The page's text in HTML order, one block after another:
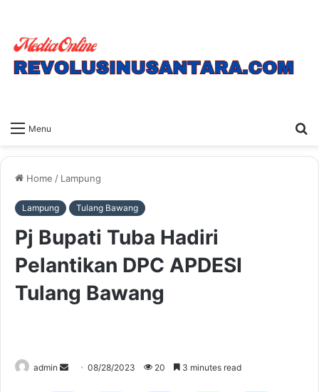
Menu
Home / Lampung
Lampung Tulang Bawang
Pj Bupati Tuba Hadiri
Pelantikan DPC APDESI
Tulang Bawang
admin
Send08/28/2023 20 3 minutes read